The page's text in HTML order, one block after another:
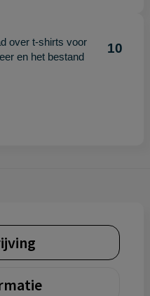
over t-shirts voor
en het bestand
10